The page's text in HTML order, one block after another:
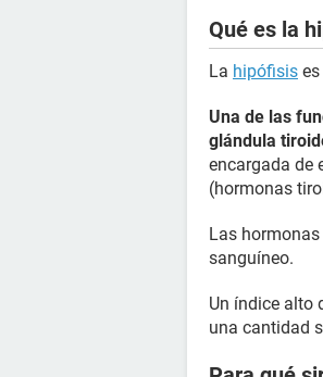
Qué es la
La hipófisis
Una de las
glándula
encargada de
(hormonas
Las
sanguíneo.
Un índice alto
una cantidad